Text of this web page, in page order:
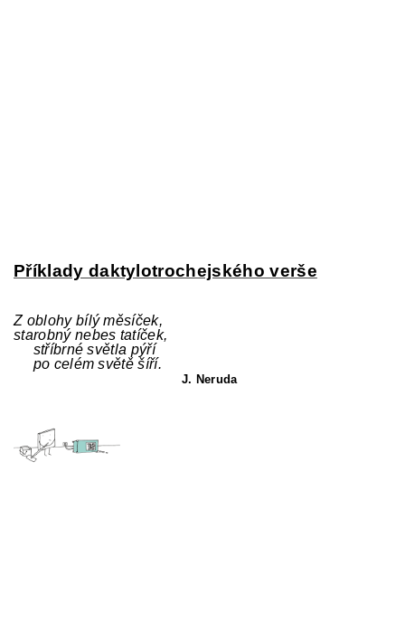
Příklady daktylotrochejského verše
Z oblohy bílý měsíček,
starobný nebes tatíček,
stříbrné světla pýří
po celém světě šíří.
J. Neruda